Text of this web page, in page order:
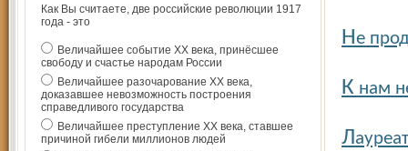
Как Вы считаете, две российские революции 1917
года - это
Величайшее событие ХХ века, принёсшее
свободу и счастье народам России
Величайшее разочарование ХХ века,
доказавшее невозможность построения
справедливого государства
Величайшее преступление ХХ века, ставшее
причиной гибели миллионов людей
Не
К нам
Л